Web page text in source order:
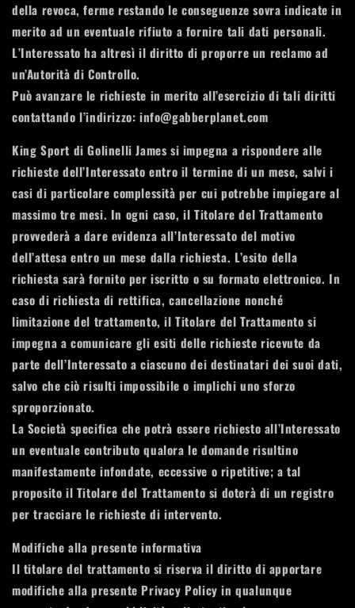
della revoca, ferme restando le conseguenze sovra indicate in
merito ad un eventuale rifiuto a fornire tali dati personali.
L’Interessato ha altresì il diritto di proporre un reclamo ad
un’Autorità di Controllo.
Può avanzare le richieste in merito all’esercizio di tali diritti
contattando l’indirizzo: info@gabberplanet.com
King Sport di Golinelli James si impegna a rispondere alle
richieste dell’Interessato entro il termine di un mese, salvi i
casi di particolare complessità per cui potrebbe impiegare al
massimo tre mesi. In ogni caso, il Titolare del Trattamento
provvederà a dare evidenza all’Interessato del motivo
dell’attesa entro un mese dalla richiesta. L’esito della
richiesta sarà fornito per iscritto o su formato elettronico. In
caso di richiesta di rettifica, cancellazione nonché
limitazione del trattamento, il Titolare del Trattamento si
impegna a comunicare gli esiti delle richieste ricevute da
parte dell’Interessato a ciascuno dei destinatari dei suoi dati,
salvo che ciò risulti impossibile o implichi uno sforzo
sproporzionato.
La Società specifica che potrà essere richiesto all’Interessato
un eventuale contributo qualora le domande risultino
manifestamente infondate, eccessive o ripetitive; a tal
proposito il Titolare del Trattamento si doterà di un registro
per tracciare le richieste di intervento.
Modifiche alla presente informativa
Il titolare del trattamento si riserva il diritto di apportare
modifiche alla presente Privacy Policy in qualunque